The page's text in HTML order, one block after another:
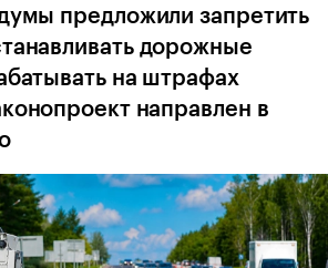
предложили запретить
дорожные
на штрафах
направлен в